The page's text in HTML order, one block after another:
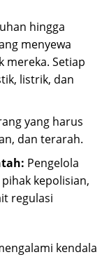
hingga
menyewa
Setiap
listrik, dan
yang harus
dan terarah.
Pengelola
kepolisian,
regulasi
kendala